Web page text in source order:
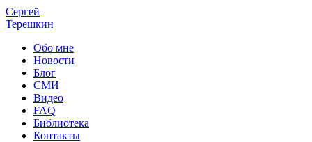
Сергей
Терешкин
Обо мне
Новости
Блог
СМИ
Видео
FAQ
Библиотека
Контакты